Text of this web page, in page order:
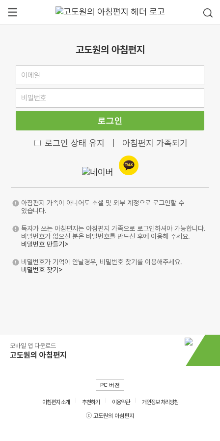
고도원의 아침편지
로그인
로그인 상태 유지 아침편지 가족되기
아침편지 가족이 아니어도 소셜 및 외부 계정으로 로그인할 수
있습니다.
독자가 쓰는 아침편지는 아침편지 가족으로 로그인하셔야 가능합니다.
비밀번호가 없으신 분은 비밀번호를 만드신 후에 이용해 주세요.
비밀번호 만들기>
비밀번호가 기억이 안날경우, 비밀번호 찾기를 이용해주세요.
비밀번호 찾기>
모바일 앱 다운로드
고도원의 아침편지
PC 버전
아침편지 소개 추천하기 이용약관
개인정보 처리방침
ⓒ 고도원의 아침편지